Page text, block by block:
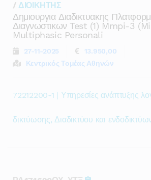
/ ΔΙΟΙΚΗΤΗΣ
Δημιουργια Διαδικτυακης
Διαγνωστικων Test (1) Mmpi-3
Multiphasic Personali
27-11-2025
13.950,00
Κεντρικός Τομέας Αθηνών
72212200-1 | Υπηρεσίες ανάπτυξης
δικτύωσης, Διαδικτύου και